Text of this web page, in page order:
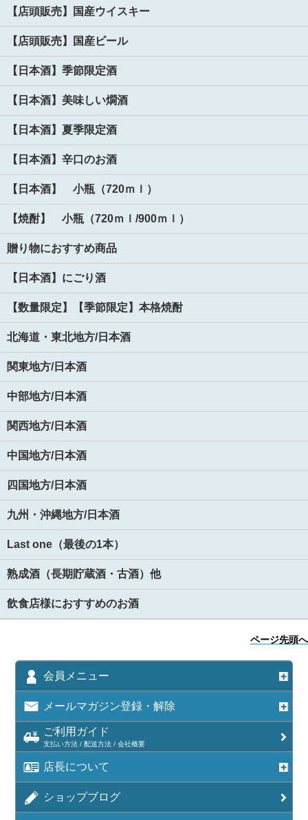
【店頭販売】国産ウイスキー
【店頭販売】国産ビール
【日本酒】季節限定酒
【日本酒】美味しい燗酒
【日本酒】夏季限定酒
【日本酒】辛口のお酒
【日本酒】 小瓶（720ｍｌ）
【焼酎】 小瓶（720ｍｌ/900ｍｌ）
贈り物におすすめ商品
【日本酒】にごり酒
【数量限定】【季節限定】本格焼酎
北海道・東北地方/日本酒
関東地方/日本酒
中部地方/日本酒
関西地方/日本酒
中国地方/日本酒
四国地方/日本酒
九州・沖縄地方/日本酒
Last one（最後の1本）
熟成酒（長期貯蔵酒・古酒）他
飲食店様におすすめのお酒
ページ先頭へ
会員メニュー
メールマガジン登録・解除
ご利用ガイド
支払い方法 / 配送方法 / 会社概要
店長について
ショップブログ